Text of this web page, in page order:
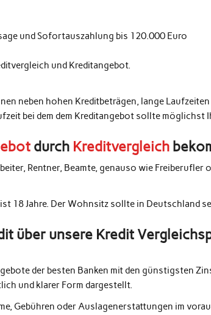
und Sofortauszahlung bis 120.000 Euro
und Kreditangebot.
neben hohen Kreditbeträgen, lange
bei dem dem Kreditangebot sollte möglichst
durch Kreditvergleich
Rentner, Beamte, genauso wie Freiberufler
18 Jahre. Der Wohnsitz sollte in Deutschland
über unsere Kredit
der besten Banken mit den günstigsten
und klarer Form dargestellt.
Gebühren oder Auslagenerstattungen im